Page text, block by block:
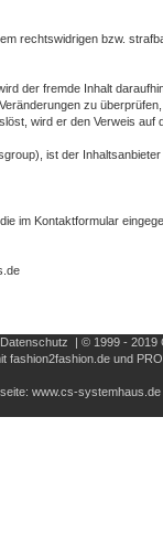
rechtswidrigen bzw.
der fremde Inhalt
zu
wird er den Verweis
ist der
im Kontaktformular
Datenschutz | © 1999 - 2019
fashion2fashion.de und
www.cs-systemhaus.de